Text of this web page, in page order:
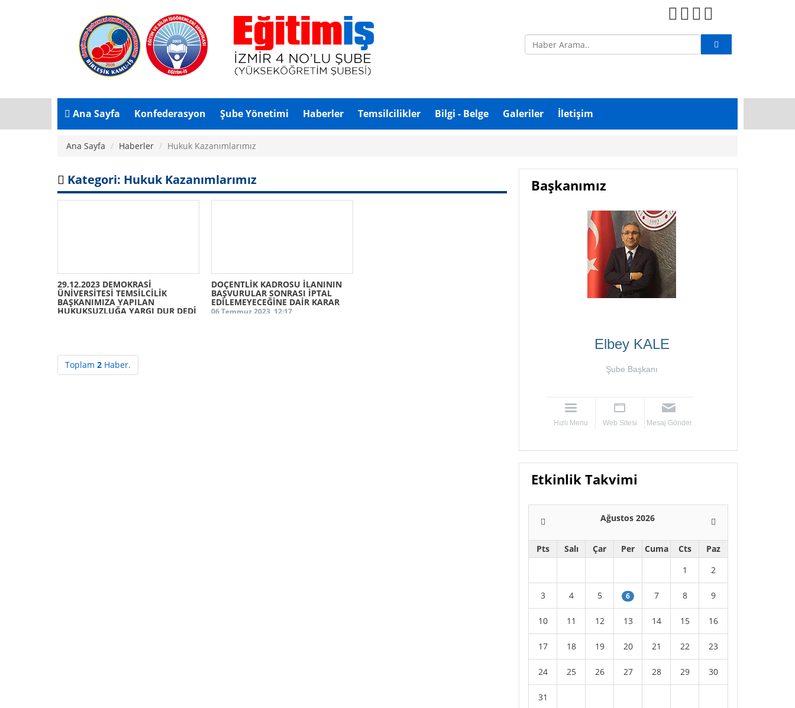
Ana Sayfa Konfederasyon Şube Yönetimi Haberler Temsilcilikler Bilgi - Belge Galeriler İletişim
Ana Sayfa Haberler Hukuk Kazanımlarımız
Kategori: Hukuk Kazanımlarımız
29.12.2023 DEMOKRASİ
ÜNİVERSİTESİ TEMSİLCİLİK
BAŞKANIMIZA YAPILAN
HUKUKSUZLUĞA YARGI DUR DEDİ
DOÇENTLİK KADROSU İLANININ
BAŞVURULAR SONRASI İPTAL
EDİLEMEYECEĞİNE DAİR KARAR
06 Temmuz 2023, 12:17
Toplam 2 Haber.
Başkanımız
Elbey KALE
Şube Başkanı
Hızlı Menu Web Sitesi Mesaj Gönder
Etkinlik Takvimi
Ağustos 2026
Pts Salı Çar Per Cuma Cts
Paz
1
2
3 4 5 6 7 8 9
10 11 12 13 14 15 16
17 18 19 20 21 22 23
24 25 26 27 28 29 30
31